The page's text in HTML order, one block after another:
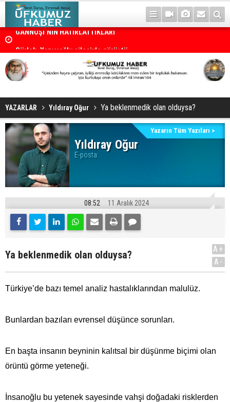
GANNUŞİ’NİN HATIRLATTIKLARI
YAZARLAR Yıldıray Oğur Ya beklenmedik olan olduysa?
Yıldıray Oğur
E-posta:
Yazarın Tüm Yazıları >
08:52 11 Aralık 2024
Ya beklenmedik olan olduysa?
A+
A-
Türkiye’de bazı temel analiz hastalıklarından malulüz.
Bunlardan bazıları evrensel düşünce sorunları.
En başta insanın beyninin kalıtsal bir düşünme biçimi olan
örüntü görme yeteneği.
İnsanoğlu bu yetenek sayesinde vahşi doğadaki risklerden